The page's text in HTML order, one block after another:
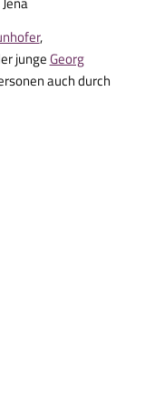
,
jungeGeorg
auch durch